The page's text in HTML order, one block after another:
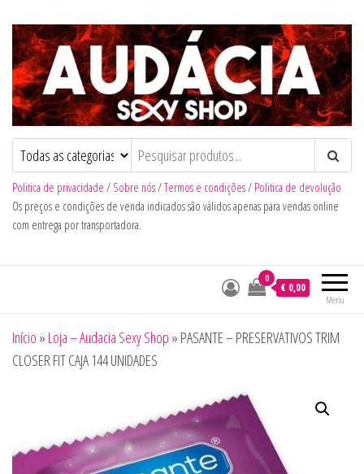
Audacia Sexy Shop
Politica de privacidade / Sobre nós/Termos e condições/ Politica de devolução
Os preços e condições de venda indicados são válidos apenas para vendas online
com entrega por transportadora.
Menu
0
€ 0,00
Início » Loja – Audacia Sexy Shop » PASANTE – PRESERVATIVOS TRIM
CLOSER FIT CAJA 144 UNIDADES